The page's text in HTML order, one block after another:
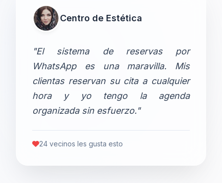
Centro de Estética
"El sistema de reservas por
WhatsApp es una maravilla. Mis
clientas reservan su cita a cualquier
hora y yo tengo la agenda
organizada sin esfuerzo."
24 vecinos les gusta esto